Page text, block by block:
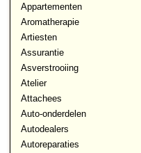
Appartementen
Aromatherapie
Artiesten
Assurantie
Asverstrooiing
Atelier
Attachees
Auto-onderdelen
Autodealers
Autoreparaties